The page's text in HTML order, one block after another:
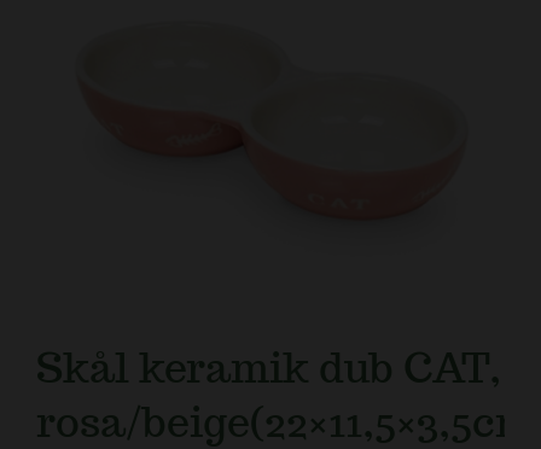
Skål keramik dub CAT,
rosa/